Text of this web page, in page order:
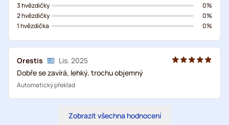
3 hvězdičky
2 hvězdičky
1 hvězdička
0%
0%
0%
Orestis
Lis. 2025
Dobře se zavírá, lehký, trochu objemný
Automatický překlad
Zobrazit všechna hodnocení